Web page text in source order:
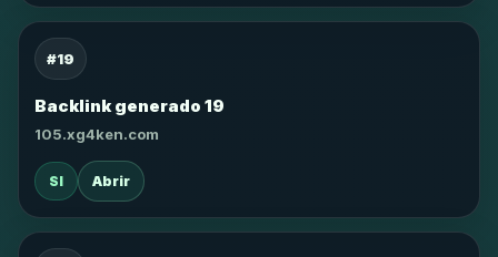
#19
Backlink generado 19
105.xg4ken.com
SI Abrir